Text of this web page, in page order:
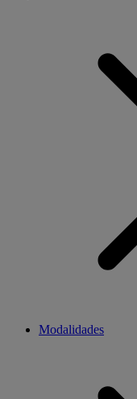
Modalidades